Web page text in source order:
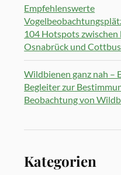
Empfehlenswerte
104 Hotspots zwischen
Osnabrück und Cottbus
Wildbienen ganz nah –
Begleiter zur
Beobachtung von
Kategorien